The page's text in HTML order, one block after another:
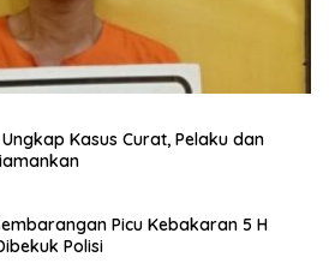
Kasus Curat, Pelaku dan
Picu Kebakaran 5 H
Polisi